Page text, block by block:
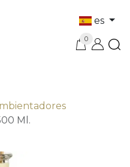
es
0
Ml.